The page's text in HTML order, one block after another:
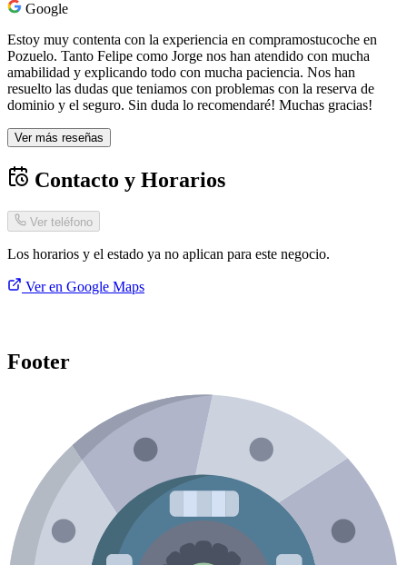
Google
Estoy muy contenta con la experiencia en compramostucoche en
Pozuelo. Tanto Felipe como Jorge nos han atendido con mucha
amabilidad y explicando todo con mucha paciencia. Nos han
resuelto las dudas que teniamos con problemas con la reserva de
dominio y el seguro. Sin duda lo recomendaré! Muchas gracias!
Ver más reseñas
Contacto y Horarios
Ver teléfono
Los horarios y el estado ya no aplican para este negocio.
Ver en Google Maps
Footer